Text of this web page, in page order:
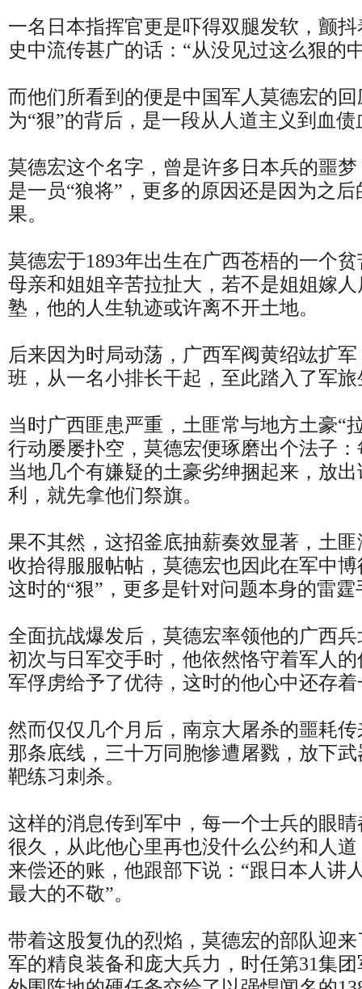
一名日本指挥官更是吓得双腿发软，颤
史中流传甚广的话：“从没见过这么狠的
而他们所看到的便是中国军人莫德宏的
为“狠”的背后，是一段从人道主义到血
莫德宏这个名字，曾是许多日本兵的噩
是一员“狼将”，更多的原因还是因为之
果。
莫德宏于1893年出生在广西苍梧的一个
母亲和姐姐辛苦拉扯大，若不是姐姐嫁
塾，他的人生轨迹或许离不开土地。
后来因为时局动荡，广西军阀黄绍竑扩
班，从一名小排长干起，至此踏入了军旅
当时广西匪患严重，土匪常与地方土豪“
行动屡屡扑空，莫德宏便琢磨出个法子
当地几个有嫌疑的土豪劣绅捆起来，放
利，就先拿他们祭旗。
果不其然，这招釜底抽薪奏效显著，土
收拾得服服帖帖，莫德宏也因此在军中
这时的“狠”，更多是针对问题本身的雷霆
全面抗战爆发后，莫德宏率领他的广西
初次与日军交手时，他依然恪守着军人
军俘虏给予了优待，这时的他心中还存
然而仅仅几个月后，南京大屠杀的噩耗
那条底线，三十万同胞惨遭屠戮，放下
靶练习刺杀。
这样的消息传到军中，每一个士兵的眼
很久，从此他心里再也没什么公约和人
来偿还的账，他跟部下说：“跟日本人讲
最大的不敬”。
带着这股复仇的烈焰，莫德宏的部队迎
军的精良装备和庞大兵力，时任第31集